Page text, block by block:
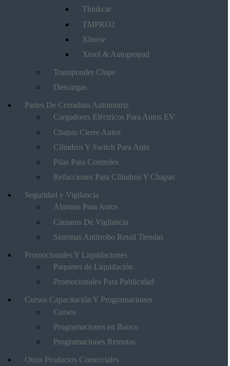
Thinkcar
TMPRO2
Xhorse
Xtool & Autopropad
Transponder Chips
Descargas
Partes De Cerradura Automotriz
Cargadores Eléctricos Para Autos EV
Chapas Cierre Autos
Cilindros Y Switch Para Auto
Pilas Para Controles
Refacciones Para Cilindros Y Chapas
Seguridad y Vigilancia
Alarmas Para Autos
Cámaras De Vigilancia
Sistemas Antirrobo Retail Tiendas
Promocionales Y Liquidaciones
Paquetes de Liquidación
Promocionales Para Publicidad
Cursos Capacitación Y Programaciones
Cursos
Programaciones en Banco
Programaciones Remotas
Otros Productos Comerciales